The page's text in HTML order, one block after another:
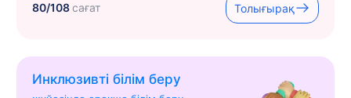
80/108сағат Толығырақ
Инклюзивті білім беру